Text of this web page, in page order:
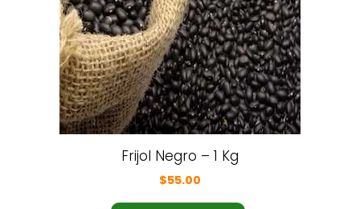
Frijol Negro – 1 Kg
$55.00